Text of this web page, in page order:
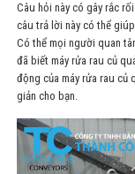
Câu hỏi này có gây rắc
câu trả lời này có thể
Có thể mọi người quan
đã biết máy rửa rau củ
động của máy rửa rau củ
giản cho bạn.